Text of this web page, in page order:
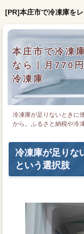
[PR]本庄市で冷凍庫を
本庄市で冷凍
なら｜月770
冷凍庫
冷凍庫が足りないときに
から。ふるさと納税や冷
冷凍庫が足りな
という選択肢